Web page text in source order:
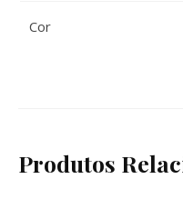
Cor
Produtos